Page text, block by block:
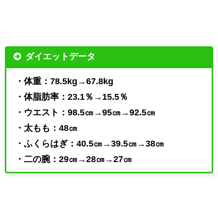
ダイエットデータ
・体重：78.5kg→67.8kg
・体脂肪率：23.1％→15.5％
・ウエスト：98.5㎝→95㎝→92.5㎝
・太もも：48㎝
・ふくらはぎ：40.5㎝→39.5㎝→38㎝
・二の腕：29㎝→28㎝→27㎝